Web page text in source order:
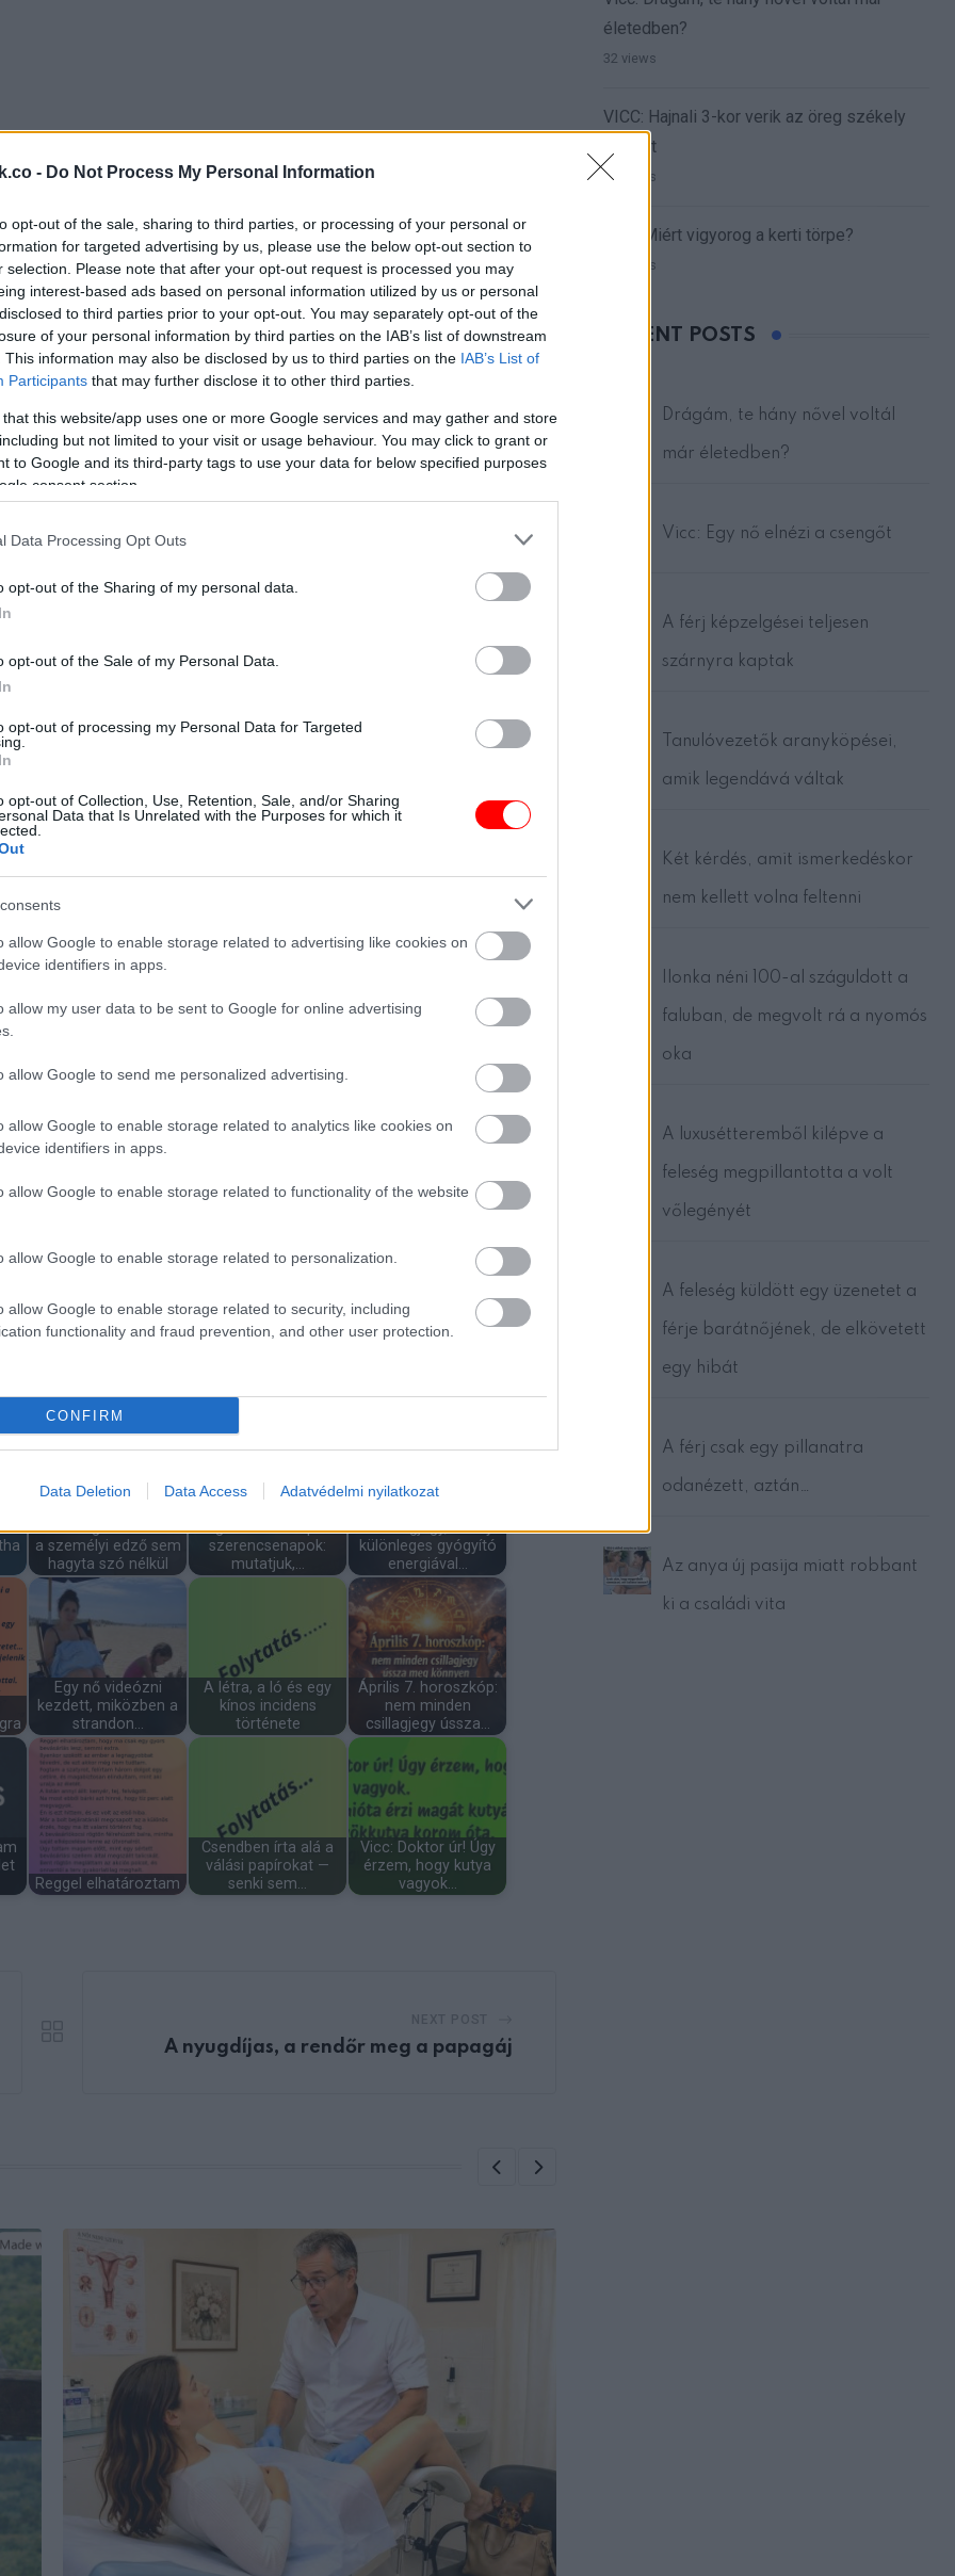
- Do Not Process My Personal Information
opt-out of the sale, sharing to third parties, or processing of your personal or
for targeted advertising by us, please use the below opt-out section to
selection. Please note that after your opt-out request is processed you may
interest-based ads based on personal information utilized by us or personal
to third parties prior to your opt-out. You may separately opt-out of the
of your personal information by third parties on the IAB’s list of downstream
This information may also be disclosed by us to third parties on the IAB’s List of
Participants that may further disclose it to other third parties.
that this website/app uses one or more Google services and may gather and store
but not limited to your visit or usage behaviour. You may click to grant or
to Google and its third-party tags to use your data for below specified purposes
consent section.
Data Processing Opt Outs
opt-out of the Sharing of my personal data.
opt-out of the Sale of my Personal Data.
opt-out of processing my Personal Data for Targeted
opt-out of Collection, Use, Retention, Sale, and/or Sharing
Data that Is Unrelated with the Purposes for which it
allow Google to enable storage related to advertising like cookies on
identifiers in apps.
allow my user data to be sent to Google for online advertising
allow Google to send me personalized advertising.
allow Google to enable storage related to analytics like cookies on
identifiers in apps.
allow Google to enable storage related to functionality of the website
allow Google to enable storage related to personalization.
allow Google to enable storage related to security, including
functionality and fraud prevention, and other user protection.
CONFIRM
Data Deletion Data Access Adatvédelmi nyilatkozat
nem mozog, csak bámul maga elé.
Az állatorvos vizsgálgatja, majd megkérdezi:
hozzá szoktam vinni a kocáimat.
körbe-körbe.
Ha harmadszorra sem, hozza vissza.
megint. Semmi.
a felesége rohan be:
a
mert valóra válhat
csinos kolléganőjéhez
A nő megfiatalodását
a személyi edző sem
hagyta szó nélkül
Megvannak az áprilisi
szerencsenapok:
mutatjuk,…
5 csillagjegy, amely
különleges gyógyító
energiával…
Egy nő videózni
kezdett, miközben a
strandon…
A létra, a ló és egy
kínos incidens
története
Április 7. horoszkóp:
nem minden
csillagjegy ússza…
Reggel elhatároztam
Csendben írta alá a
válási papírokat —
senki sem…
Vicc: Doktor úr! Úgy
érzem, hogy kutya
vagyok…
A nyugdíjas, a rendőr meg a papagáj
életedben?
32 views
VICC: Hajnali 3-kor verik az öreg székely
ablakát
23 views
Vicc: Miért vigyorog a kerti törpe?
17 views
RECENT POSTS
Drágám, te hány nővel voltál
már életedben?
Vicc: Egy nő elnézi a csengőt
A férj képzelgései teljesen
szárnyra kaptak
Tanulóvezetők aranyköpései,
amik legendává váltak
Két kérdés, amit ismerkedéskor
nem kellett volna feltenni
Ilonka néni 100-al száguldott a
faluban, de megvolt rá a nyomós
oka
A luxusétteremből kilépve a
feleség megpillantotta a volt
vőlegényét
A feleség küldött egy üzenetet a
férje barátnőjének, de elkövetett
egy hibát
A férj csak egy pillanatra
odanézett, aztán…
Az anya új pasija miatt robbant
ki a családi vita